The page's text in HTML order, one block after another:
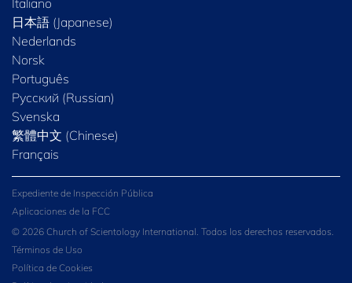
Italiano
日本語 (Japanese)
Nederlands
Norsk
Português
Русский (Russian)
Svenska
繁體中文 (Chinese)
Français
Expediente de Inspección Pública
Aplicaciones de la FCC
© 2026 Church of Scientology International. Todos los derechos reservados.
Términos de Uso
Política de Cookies